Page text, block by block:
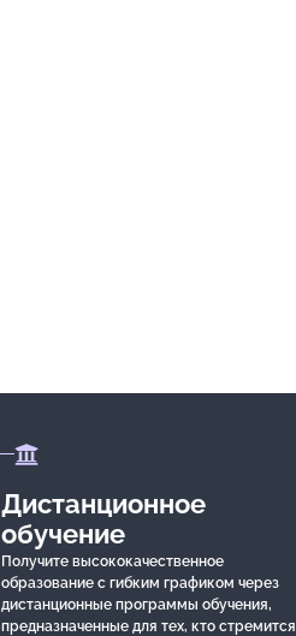
Дистанционное
обучение
Получите высококачественное
образование с гибким графиком через
дистанционные программы обучения,
предназначенные для тех, кто стремится